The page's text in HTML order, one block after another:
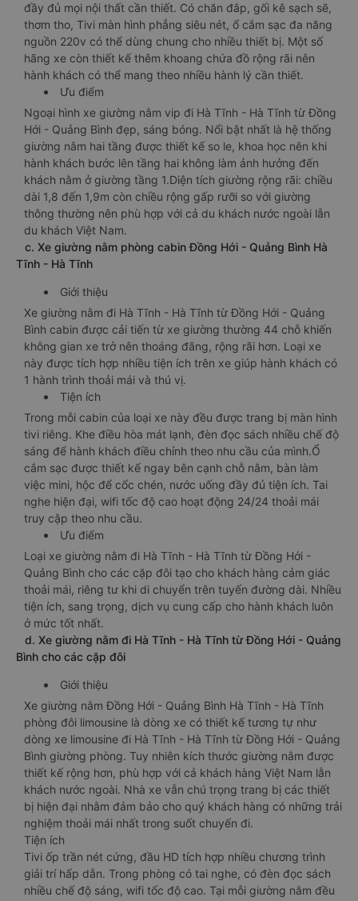
đầy đủ mọi nội thất cần thiết. Có chăn đắp, gối kê sạch sẽ,
thơm tho, Tivi màn hình phẳng siêu nét, ổ cắm sạc đa năng
nguồn 220v có thể dùng chung cho nhiều thiết bị. Một số
hãng xe còn thiết kế thêm khoang chứa đồ rộng rãi nên
hành khách có thể mang theo nhiều hành lý cần thiết.
Ưu điểm
Ngoại hình xe giường nằm vip đi Hà Tĩnh - Hà Tĩnh từ Đồng
Hới - Quảng Bình đẹp, sáng bóng. Nổi bật nhất là hệ thống
giường nằm hai tầng được thiết kế so le, khoa học nên khi
hành khách bước lên tầng hai không làm ảnh hưởng đến
khách nằm ở giường tầng 1.Diện tích giường rộng rãi: chiều
dài 1,8 đến 1,9m còn chiều rộng gấp rưỡi so với giường
thông thường nên phù hợp với cả du khách nước ngoài lẫn
du khách Việt Nam.
c. Xe giường nằm phòng cabin Đồng Hới - Quảng Bình Hà
Tĩnh - Hà Tĩnh
Giới thiệu
Xe giường nằm đi Hà Tĩnh - Hà Tĩnh từ Đồng Hới - Quảng
Bình cabin được cải tiến từ xe giường thường 44 chỗ khiến
không gian xe trở nên thoáng đãng, rộng rãi hơn. Loại xe
này được tích hợp nhiều tiện ích trên xe giúp hành khách có
1 hành trình thoải mái và thú vị.
Tiện ích
Trong mỗi cabin của loại xe này đều được trang bị màn hình
tivi riêng. Khe điều hòa mát lạnh, đèn đọc sách nhiều chế độ
sáng để hành khách điều chỉnh theo nhu cầu của mình.Ổ
cắm sạc được thiết kế ngay bên cạnh chỗ nằm, bàn làm
việc mini, hộc để cốc chén, nước uống đầy đủ tiện ích. Tai
nghe hiện đại, wifi tốc độ cao hoạt động 24/24 thoải mái
truy cập theo nhu cầu.
Ưu điểm
Loại xe giường nằm đi Hà Tĩnh - Hà Tĩnh từ Đồng Hới -
Quảng Bình cho các cặp đôi tạo cho khách hàng cảm giác
thoải mái, riêng tư khi di chuyển trên tuyến đường dài. Nhiều
tiện ích, sang trọng, dịch vụ cung cấp cho hành khách luôn
ở mức tốt nhất.
d. Xe giường nằm đi Hà Tĩnh - Hà Tĩnh từ Đồng Hới - Quảng
Bình cho các cặp đôi
Giới thiệu
Xe giường nằm Đồng Hới - Quảng Bình Hà Tĩnh - Hà Tĩnh
phòng đôi limousine là dòng xe có thiết kế tương tự như
dòng xe limousine đi Hà Tĩnh - Hà Tĩnh từ Đồng Hới - Quảng
Bình giường phòng. Tuy nhiên kích thước giường nằm được
thiết kế rộng hơn, phù hợp với cả khách hàng Việt Nam lẫn
khách nước ngoài. Nhà xe vẫn chú trọng trang bị các thiết
bị hiện đại nhằm đảm bảo cho quý khách hàng có những trải
nghiệm thoải mái nhất trong suốt chuyến đi.
Tiện ích
Tivi ốp trần nét cứng, đầu HD tích hợp nhiều chương trình
giải trí hấp dẫn. Trong phòng có tai nghe, có đèn đọc sách
nhiều chế độ sáng, wifi tốc độ cao. Tại mỗi giường nằm đều